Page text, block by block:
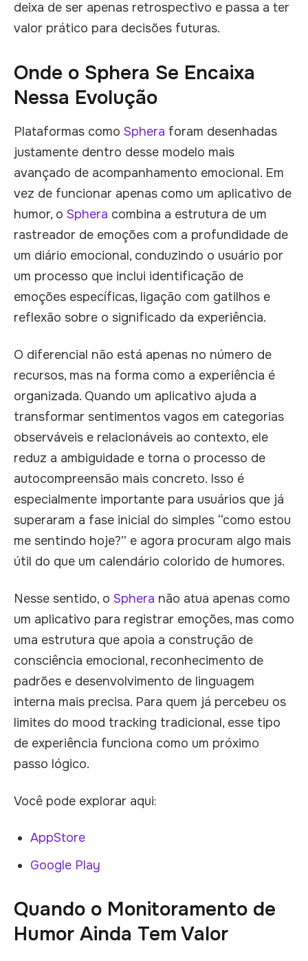
deixa de ser apenas retrospectivo e passa a ter
valor prático para decisões futuras.
Onde o Sphera Se Encaixa
Nessa Evolução
Plataformas como Sphera foram desenhadas
justamente dentro desse modelo mais
avançado de acompanhamento emocional. Em
vez de funcionar apenas como um aplicativo de
humor, o Sphera combina a estrutura de um
rastreador de emoções com a profundidade de
um diário emocional, conduzindo o usuário por
um processo que inclui identificação de
emoções específicas, ligação com gatilhos e
reflexão sobre o significado da experiência.
O diferencial não está apenas no número de
recursos, mas na forma como a experiência é
organizada. Quando um aplicativo ajuda a
transformar sentimentos vagos em categorias
observáveis e relacionáveis ao contexto, ele
reduz a ambiguidade e torna o processo de
autocompreensão mais concreto. Isso é
especialmente importante para usuários que já
superaram a fase inicial do simples “como estou
me sentindo hoje?” e agora procuram algo mais
útil do que um calendário colorido de humores.
Nesse sentido, o Sphera não atua apenas como
um aplicativo para registrar emoções, mas como
uma estrutura que apoia a construção de
consciência emocional, reconhecimento de
padrões e desenvolvimento de linguagem
interna mais precisa. Para quem já percebeu os
limites do mood tracking tradicional, esse tipo
de experiência funciona como um próximo
passo lógico.
Você pode explorar aqui:
AppStore
Google Play
Quando o Monitoramento de
Humor Ainda Tem Valor